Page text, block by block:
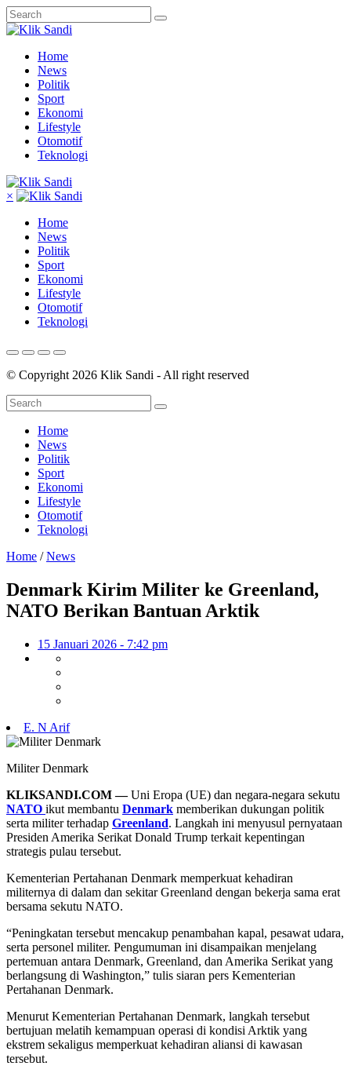
Home
News
Politik
Sport
Ekonomi
Lifestyle
Otomotif
Teknologi
×
Home
News
Politik
Sport
Ekonomi
Lifestyle
Otomotif
Teknologi
© Copyright 2026 Klik Sandi - All right reserved
Home
News
Politik
Sport
Ekonomi
Lifestyle
Otomotif
Teknologi
Home /News
Denmark Kirim Militer ke Greenland,
NATO Berikan Bantuan Arktik
15 Januari 2026 - 7:42 pm
E. N Arif
Militer Denmark
KLIKSANDI.COM —Uni Eropa (UE) dan negara-negara sekutu
NATO ikut membantu Denmark memberikan dukungan politik
serta militer terhadap Greenland. Langkah ini menyusul pernyataan
Presiden Amerika Serikat Donald Trump terkait kepentingan
strategis pulau tersebut.
Kementerian Pertahanan Denmark memperkuat kehadiran
militernya di dalam dan sekitar Greenland dengan bekerja sama erat
bersama sekutu NATO.
“Peningkatan tersebut mencakup penambahan kapal, pesawat udara,
serta personel militer. Pengumuman ini disampaikan menjelang
pertemuan antara Denmark, Greenland, dan Amerika Serikat yang
berlangsung di Washington,” tulis siaran pers Kementerian
Pertahanan Denmark.
Menurut Kementerian Pertahanan Denmark, langkah tersebut
bertujuan melatih kemampuan operasi di kondisi Arktik yang
ekstrem sekaligus memperkuat kehadiran aliansi di kawasan
tersebut.